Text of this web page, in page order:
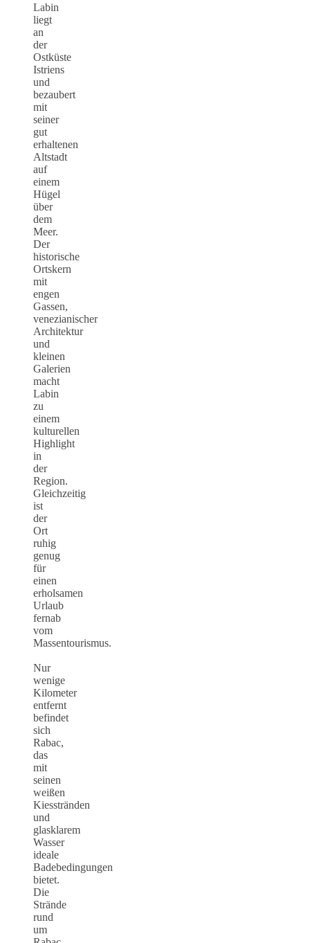
Labin
liegt
an
der
Ostküste
Istriens
und
bezaubert
mit
seiner
gut
erhaltenen
Altstadt
auf
einem
Hügel
über
dem
Meer.
Der
historische
Ortskern
mit
engen
Gassen,
venezianischer
Architektur
und
kleinen
Galerien
macht
Labin
zu
einem
kulturellen
Highlight
in
der
Region.
Gleichzeitig
ist
der
Ort
ruhig
genug
für
einen
erholsamen
Urlaub
fernab
vom
Massentourismus.
Nur
wenige
Kilometer
entfernt
befindet
sich
Rabac,
das
mit
seinen
weißen
Kiesstränden
und
glasklarem
Wasser
ideale
Badebedingungen
bietet.
Die
Strände
rund
um